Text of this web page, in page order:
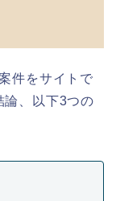
件をサイトで
論、以下3つの